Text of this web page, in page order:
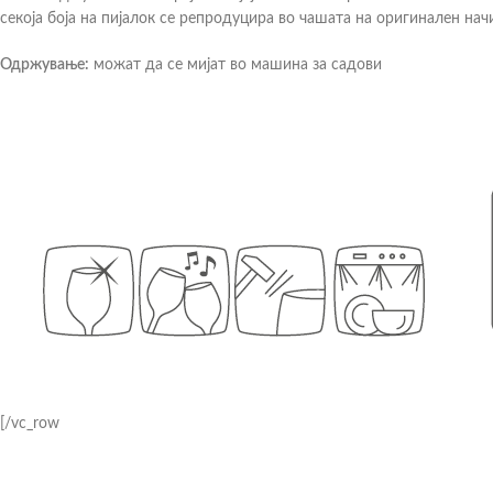
секоја боја на пијалок се репродуцира во чашата на оригинален
Одржување: можат да се мијат во машина за садови
[/vc_row